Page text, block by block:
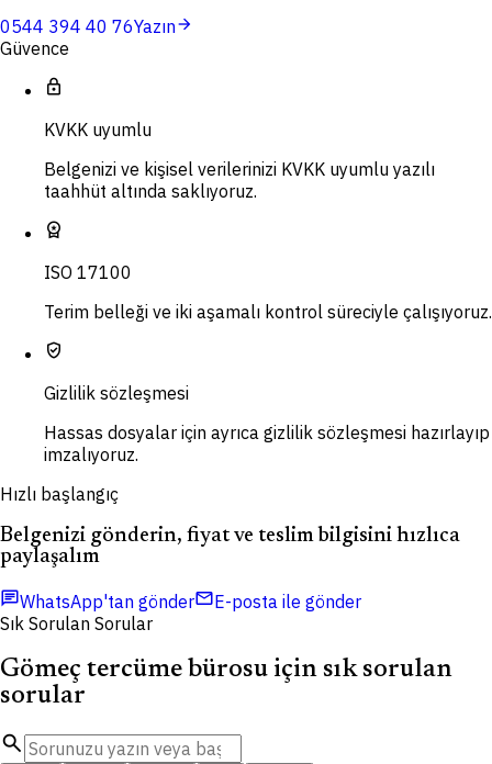
0544 394 40 76Yazınarrow_forward
Güvence
lock
KVKK uyumlu
Belgenizi ve kişisel verilerinizi KVKK uyumlu yazılı
taahhüt altında saklıyoruz.
workspace_premium
ISO 17100
Terim belleği ve iki aşamalı kontrol süreciyle çalışıyoruz.
verified_user
Gizlilik sözleşmesi
Hassas dosyalar için ayrıca gizlilik sözleşmesi hazırlayıp
imzalıyoruz.
Hızlı başlangıç
Belgenizi gönderin, fiyat ve teslim bilgisini hızlıca
paylaşalım
chatWhatsApp'tan göndermailE-posta ile gönder
Sık Sorulan Sorular
Gömeç tercüme bürosu için sık sorulan
sorular
search